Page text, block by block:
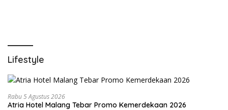
Lifestyle
Rabu 5 Agustus 2026
Atria Hotel Malang Tebar Promo Kemerdekaan 2026